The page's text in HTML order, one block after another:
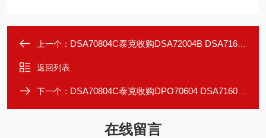
上一个： DSA70804C泰克收购DSA72004B DSA71604C示波器
返回列表
下一个： DSA70804C泰克收购DPO70604 DSA71604C示波器
在线留言